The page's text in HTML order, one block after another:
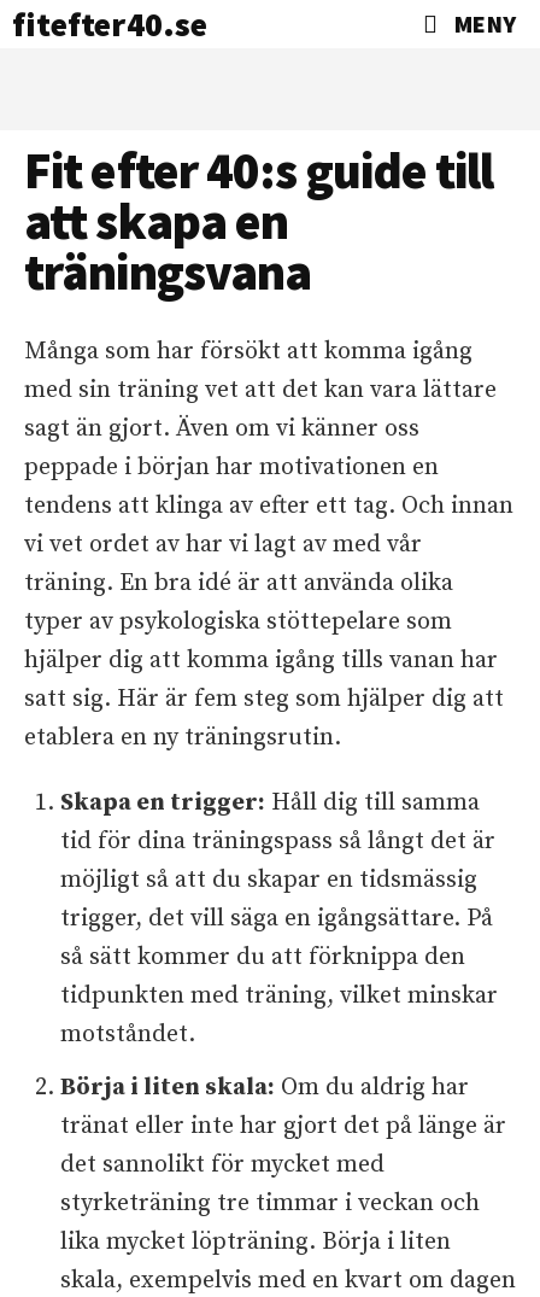
fitefter40.se MENY
Fit efter 40:s guide till
att skapa en
träningsvana
Många som har försökt att komma igång
med sin träning vet att det kan vara lättare
sagt än gjort. Även om vi känner oss
peppade i början har motivationen en
tendens att klinga av efter ett tag. Och innan
vi vet ordet av har vi lagt av med vår
träning. En bra idé är att använda olika
typer av psykologiska stöttepelare som
hjälper dig att komma igång tills vanan har
satt sig. Här är fem steg som hjälper dig att
etablera en ny träningsrutin.
Skapa en trigger: Håll dig till samma
tid för dina träningspass så långt det är
möjligt så att du skapar en tidsmässig
trigger, det vill säga en igångsättare. På
så sätt kommer du att förknippa den
tidpunkten med träning, vilket minskar
motståndet.
Börja i liten skala: Om du aldrig har
tränat eller inte har gjort det på länge är
det sannolikt för mycket med
styrketräning tre timmar i veckan och
lika mycket löpträning. Börja i liten
skala, exempelvis med en kvart om dagen